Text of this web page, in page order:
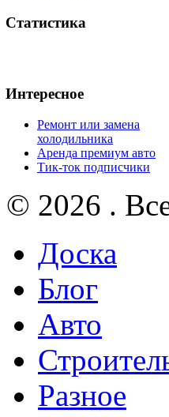
Статистика
Интересное
Ремонт или замена
холодильника
Аренда премиум авто
Тик-ток подписчики
© 2026 .
Доска
Блог
Авто
Разное